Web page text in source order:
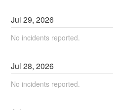
Jul29,2026
No incidents reported.
Jul28,2026
No incidents reported.